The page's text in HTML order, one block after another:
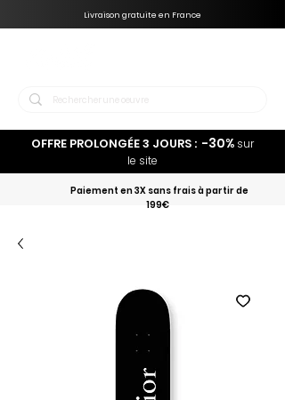
Livraison gratuite en France
Paiement en 3X sans frais à partir de
199€
OFFRE PROLONGÉE 3 JOURS : -30% sur
le site